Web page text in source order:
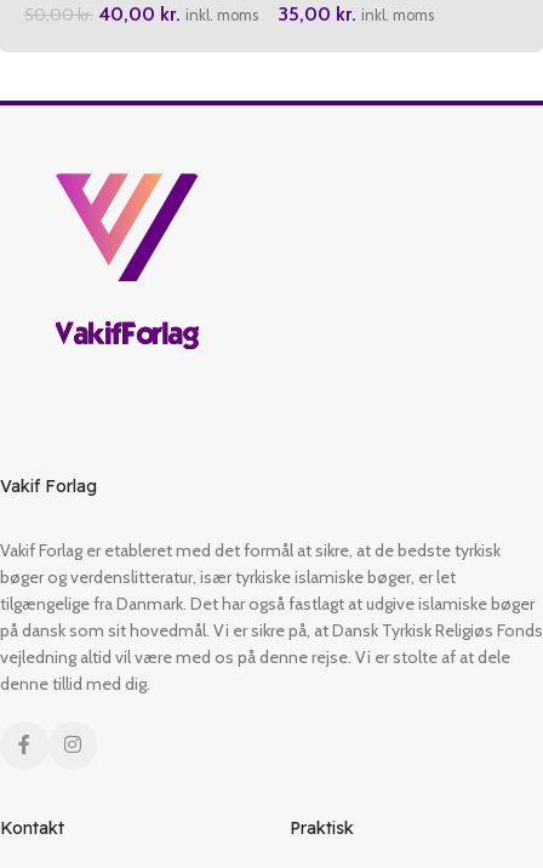
50,00kr. 40,00 kr. inkl. moms 35,00 kr. inkl. moms
Vakif Forlag
Vakif Forlag er etableret med det formål at sikre, at de bedste tyrkisk
bøger og verdenslitteratur, især tyrkiske islamiske bøger, er let
tilgængelige fra Danmark. Det har også fastlagt at udgive islamiske bøger
på dansk som sit hovedmål. Vi er sikre på, at Dansk Tyrkisk Religiøs Fonds
vejledning altid vil være med os på denne rejse. Vi er stolte af at dele
denne tillid med dig.
Kontakt Praktisk